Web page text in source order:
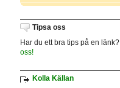
Tipsa oss
Har du ett bra tips på en länk?
oss!
Kolla Källan